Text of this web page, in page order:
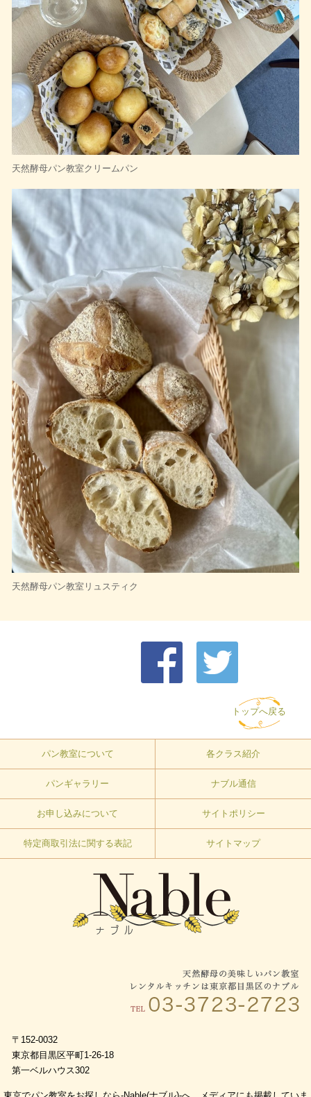
天然酵母パン教室クリームパン
天然酵母パン教室リュスティク
トップへ戻る
パン教室について 各クラス紹介
パンギャラリー ナブル通信
お申し込みについて サイトポリシー
特定商取引法に関する表記 サイトマップ
〒152-0032
東京都目黒区平町1-26-18
第一ベルハウス302